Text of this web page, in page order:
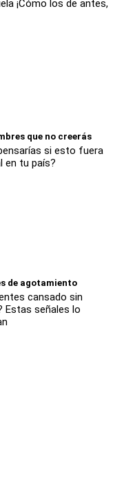
¡Cómo los de antes,
que no creerás
si esto fuera
en tu país?
de agotamiento
cansado sin
Estas señales lo